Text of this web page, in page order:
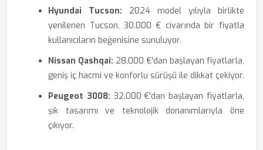
Hyundai Tucson: 2024 model yılıyla birlikte
yenilenen Tucson, 30.000 € civarında bir fiyatla
kullanıcıların beğenisine sunuluyor.
Nissan Qashqai: 28.000 €'dan başlayan fiyatlarla,
geniş iç hacmi ve konforlu sürüşü ile dikkat çekiyor.
Peugeot 3008: 32.000 €'dan başlayan fiyatlarla,
şık tasarımı ve teknolojik donanımlarıyla öne
çıkıyor.